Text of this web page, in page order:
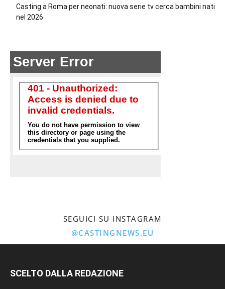
Casting a Roma per neonati: nuova serie tv cerca bambini nati
nel 2026
SEGUICI SU INSTAGRAM
@CASTINGNEWS.EU
SCELTO DALLA REDAZIONE